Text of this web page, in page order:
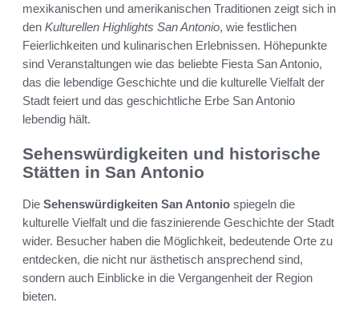
mexikanischen und amerikanischen Traditionen zeigt sich in
den Kulturellen Highlights San Antonio, wie festlichen
Feierlichkeiten und kulinarischen Erlebnissen. Höhepunkte
sind Veranstaltungen wie das beliebte Fiesta San Antonio,
das die lebendige Geschichte und die kulturelle Vielfalt der
Stadt feiert und das geschichtliche Erbe San Antonio
lebendig hält.
Sehenswürdigkeiten und historische
Stätten in San Antonio
Die Sehenswürdigkeiten San Antonio spiegeln die
kulturelle Vielfalt und die faszinierende Geschichte der Stadt
wider. Besucher haben die Möglichkeit, bedeutende Orte zu
entdecken, die nicht nur ästhetisch ansprechend sind,
sondern auch Einblicke in die Vergangenheit der Region
bieten.